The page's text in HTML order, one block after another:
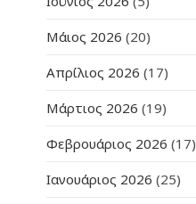
Μάιος 2026 (20)
Απρίλιος 2026 (17)
Μάρτιος 2026 (19)
Φεβρουάριος 2026 (17)
Ιανουάριος 2026 (25)